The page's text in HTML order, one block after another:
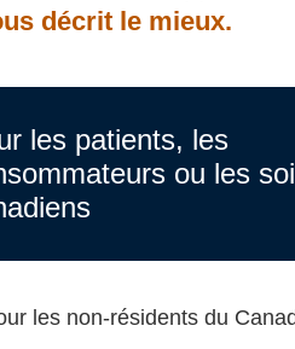
décrit le mieux.
les patients, les
ou les
les non-résidents du